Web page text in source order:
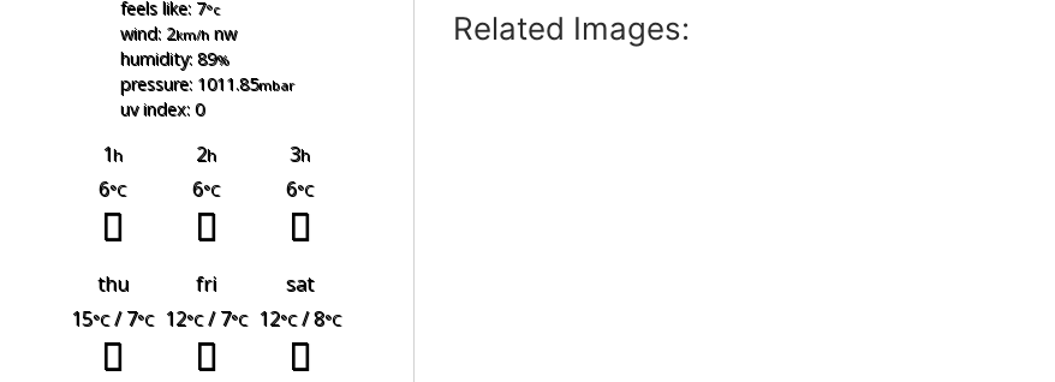
Related Images:
feels like: 7°c
wind: 2km/hnw
humidity: 89%
pressure: 1011.85mbar
uv index: 0
1h 2h 3h
6°C 6°C 6°C
thu fri
sat
15°C/ 7°C 12°C/ 7°C 12°C/ 8°C